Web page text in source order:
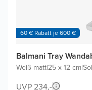
60 € Rabatt je 600 €
Balmani Tray
Weiß matt|25 x 12 cm|
UVP 234,-